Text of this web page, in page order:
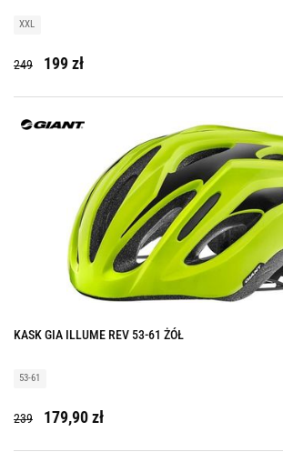
XXL
249 199 zł
KASK GIA ILLUME REV 53-61 ŻÓŁ
53-61
239 179,90 zł